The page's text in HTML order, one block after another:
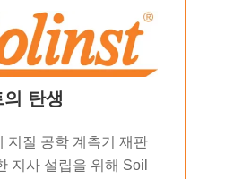
탄생
지질 공학 계측기 재판
지사 설립을 위해 Soil